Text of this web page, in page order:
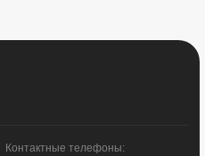
Контактные телефоны: